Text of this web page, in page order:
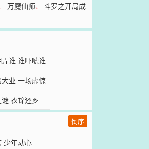
万魔仙师、斗罗之开局成
谁 谁吓唬谁
业 一场虚惊
衣锦还乡
倒序
少年动心